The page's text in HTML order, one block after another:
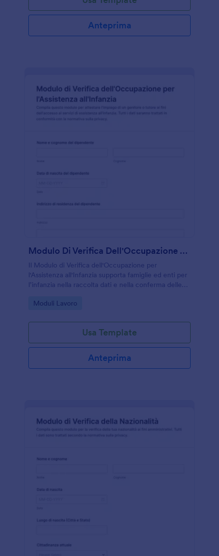
Anteprima
Modulo Di Verifica Dell'Occupazione Per L'Assistenza All'Infanzia
Il Modulo di Verifica dell'Occupazione per
l'Assistenza all'Infanzia supporta famiglie ed enti per
l’infanzia nella raccolta dati e nella conferma delle
tramite Jotform.
Go to Category:
Moduli Lavoro
Usa Template
Anteprima